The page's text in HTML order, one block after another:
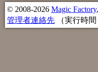
© 2008-2026 Magic Factory
管理者連絡先 （実行時間